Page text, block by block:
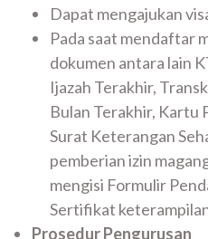
Dapat mengajukan
Pada saat mendaftar
dokumen antara lain
Ijazah Terakhir,
Bulan Terakhir, Kartu
Surat Keterangan
pemberian izin
mengisi Formulir
Sertifikat
Prosedur Pengurusan